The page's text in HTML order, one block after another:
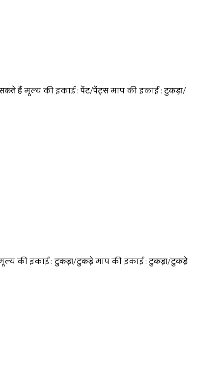
हैंमूल्य की इकाई :पेंट/पेंट्समाप की इकाई :टुकड़ा/
की इकाई :टुकड़ा/टुकड़ेमाप की इकाई :टुकड़ा/टुकड़े